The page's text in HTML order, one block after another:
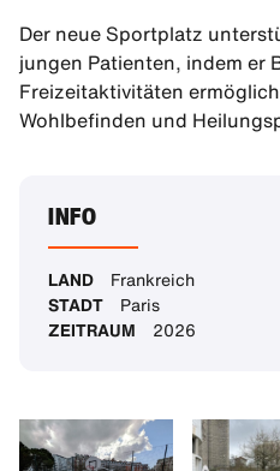
Der neue Sportplatz
jungen Patienten, indem er
Freizeitaktivitäten
Wohlbefinden und
INFO
LAND Frankreich
STADT Paris
ZEITRAUM 2026